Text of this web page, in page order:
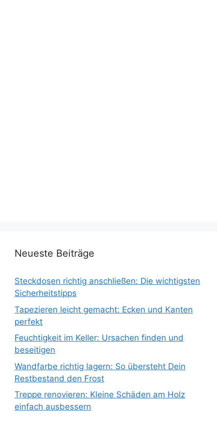
Neueste Beiträge
Steckdosen richtig anschließen: Die wichtigsten
Sicherheitstipps
Tapezieren leicht gemacht: Ecken und Kanten
perfekt
Feuchtigkeit im Keller: Ursachen finden und
beseitigen
Wandfarbe richtig lagern: So übersteht Dein
Restbestand den Frost
Treppe renovieren: Kleine Schäden am Holz
einfach ausbessern